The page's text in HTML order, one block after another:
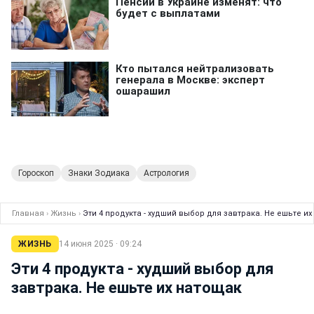
Гороскоп Знаки Зодиака Астрология
Главная › Жизнь › Эти 4 продукта - худший выбор для завтрака. Не ешьте
ЖИЗНЬ 14 июня 2025 · 09:24
Эти 4 продукта - худший выбор для
завтрака. Не ешьте их натощак